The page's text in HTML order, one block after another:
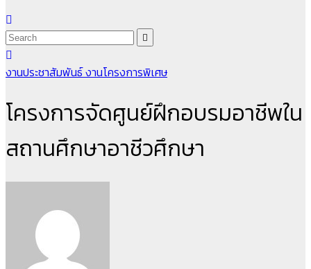
งานประชาสัมพันธ์งานโครงการพิเศษ
โครงการจัดศูนย์ฝึกอบรมอาชีพใน
สถานศึกษาอาชีวศึกษา